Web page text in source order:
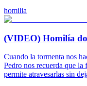
homilia
(VIDEO) Homilía
Cuando la tormenta nos
Pedro nos recuerda que
permite atravesarlas sin